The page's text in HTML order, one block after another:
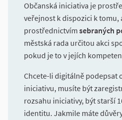
Občanská iniciativa je
veřejnost k dispozici k tomu,
prostřednictvím sebraných
městská rada určitou akci
pokud je to v jejích
Chcete-li digitálně podepsat
iniciativu, musíte být
rozsahu iniciativy, být starší
identitu. Jakmile máte